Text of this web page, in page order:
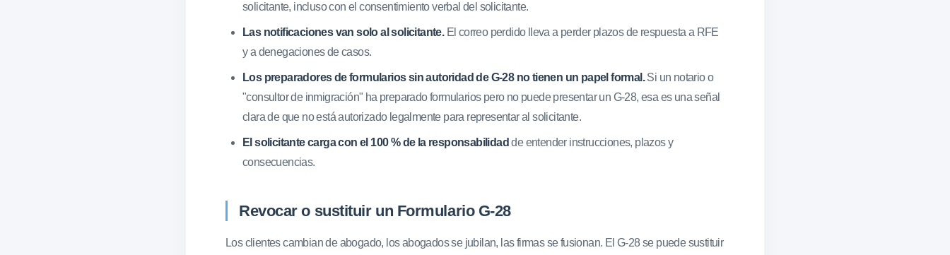
solicitante, incluso con el consentimiento verbal del solicitante.
Las notificaciones van solo al solicitante.El correo perdido lleva a perder plazos de respuesta a RFE
y a denegaciones de casos.
Los preparadores de formularios sin autoridad de G-28 no tienen un papel formal.Si un notario o
"consultor de inmigración" ha preparado formularios pero no puede presentar un G-28, esa es una señal
clara de que no está autorizado legalmente para representar al solicitante.
El solicitante carga con el 100 % de la responsabilidad de entender instrucciones, plazos y
consecuencias.
Revocar o sustituir un Formulario G-28
Los clientes cambian de abogado, los abogados se jubilan, las firmas se fusionan. El G-28 se puede sustituir